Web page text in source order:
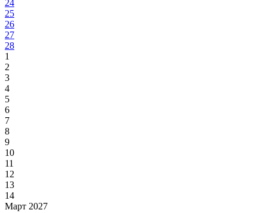
24
25
26
27
28
1
2
3
4
5
6
7
8
9
10
11
12
13
14
Март 2027